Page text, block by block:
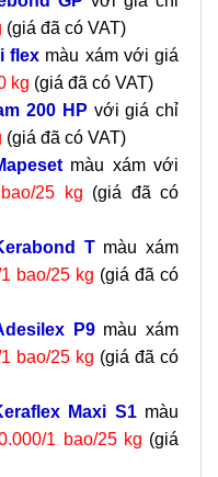
(giá đã có VAT)
flex màu xám với giá
kg (giá đã có VAT)
200 HP với giá chỉ
(giá đã có VAT)
màu xám với
25 kg (giá đã có
Tmàu xám
bao/25 kg (giá đã có
P9màu xám
bao/25 kg (giá đã có
Maxi S1màu
1 bao/25 kg (giá